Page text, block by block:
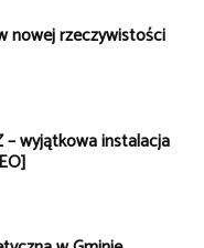
nowej rzeczywistości
– wyjątkowa instalacja